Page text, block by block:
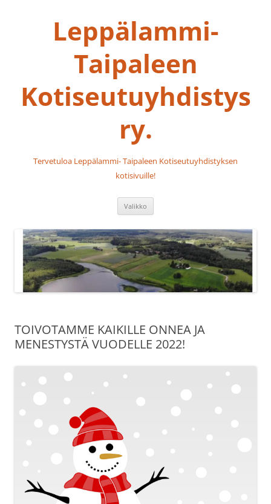
Leppälammi-
Taipaleen
Kotiseutuyhdistys
ry.
Tervetuloa Leppälammi- Taipaleen Kotiseutuyhdistyksen
kotisivuille!
Valikko
TOIVOTAMME KAIKILLE ONNEA JA
MENESTYSTÄ VUODELLE 2022!